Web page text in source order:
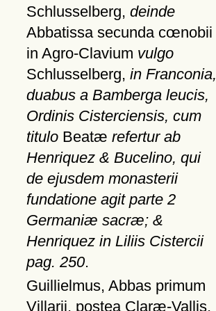
Schlusselberg, deinde
Abbatissa secunda cœnobii
in Agro-Clavium vulgo
Schlusselberg, in Franconia,
duabus a Bamberga leucis,
Ordinis Cisterciensis, cum
tituloBeatæ refertur ab
Henriquez & Bucelino, qui
de ejusdem monasterii
fundatione agit parte 2
Germaniæ sacræ; &
Henriquez in Liliis Cistercii
pag. 250.
Guillielmus, Abbas primum
Villarii, postea Claræ-Vallis,